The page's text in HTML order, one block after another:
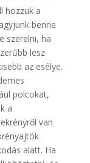
hozzuk a
benne
szerelni, ha
lesz
az esélye.
polcokat,
a
van
alatt. Ha